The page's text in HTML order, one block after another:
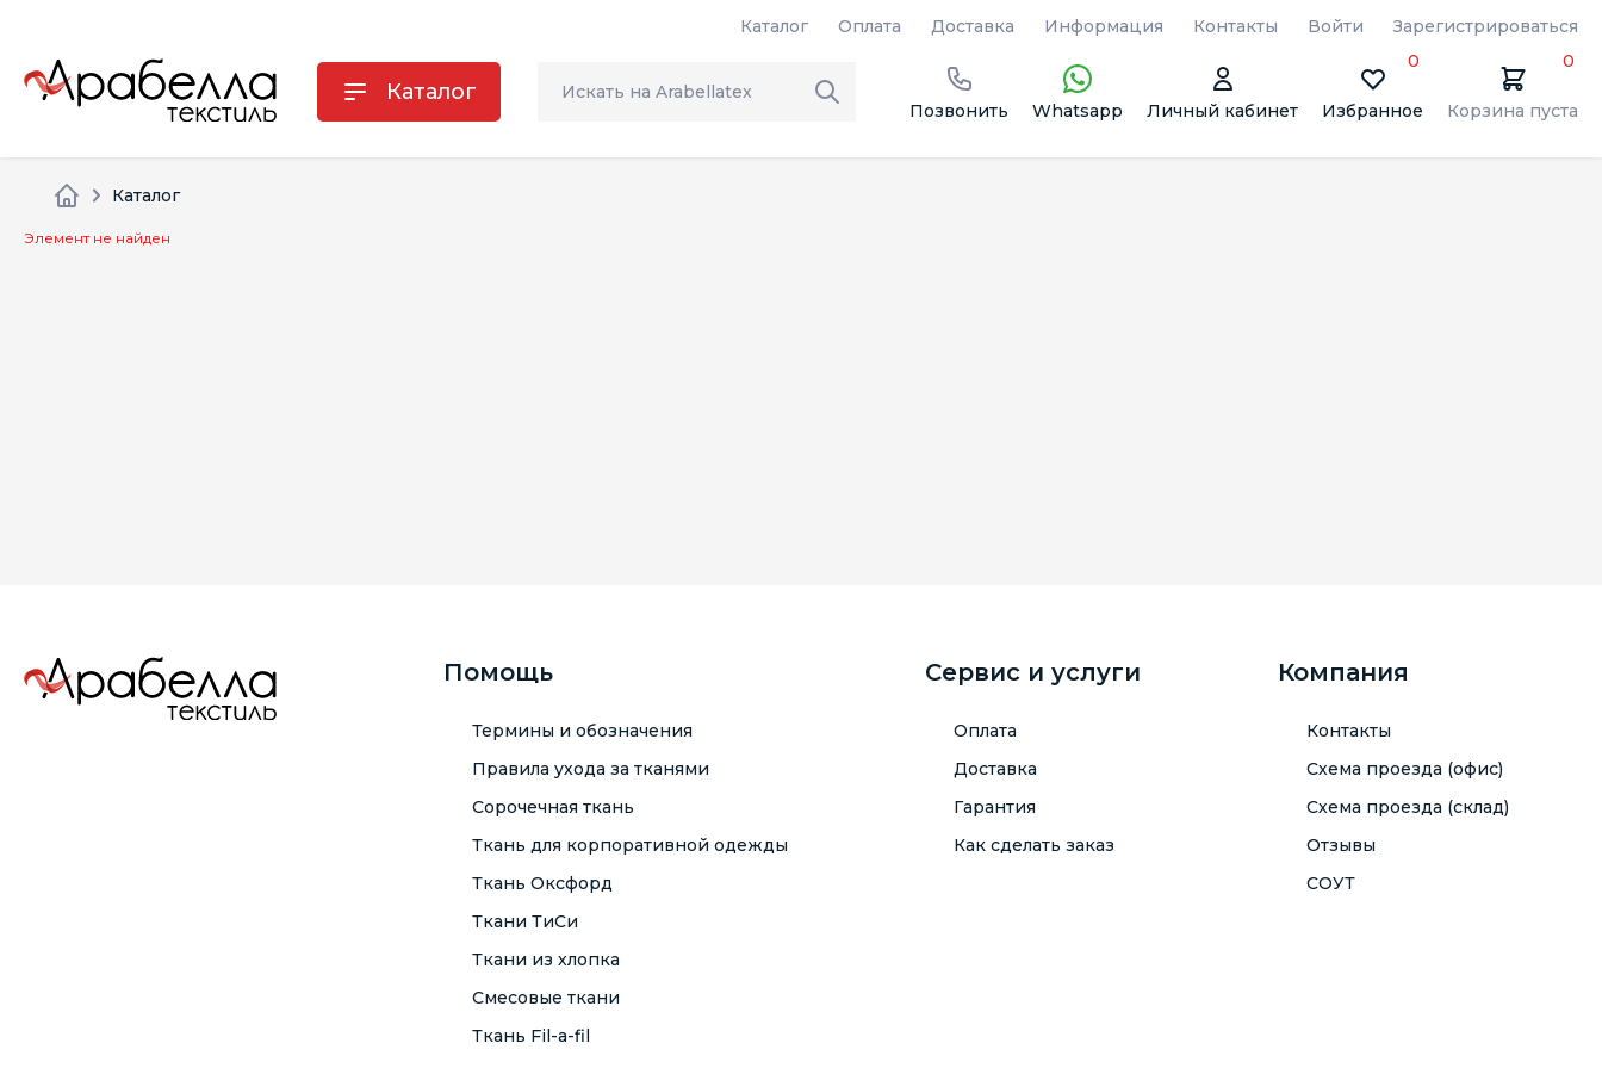
Каталог Оплата Доставка Информация Контакты Войти Зарегистрироваться
Каталог
Позвонить Whatsapp Личный кабинет Избранное
0
Корзина пуста
0
Каталог
Элемент не найден
Помощь
Термины и обозначения
Правила ухода за тканями
Сорочечная ткань
Ткань для корпоративной одежды
Ткань Оксфорд
Ткани ТиСи
Ткани из хлопка
Смесовые ткани
Ткань Fil-a-fil
Сервис и услуги
Оплата
Доставка
Гарантия
Как сделать заказ
Компания
Контакты
Схема проезда (офис)
Схема проезда (склад)
Отзывы
СОУТ